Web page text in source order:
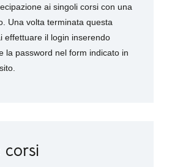
ai singoli corsi con una
Una volta terminata questa
effettuare il login inserendo
la password nel form indicato in
corsi